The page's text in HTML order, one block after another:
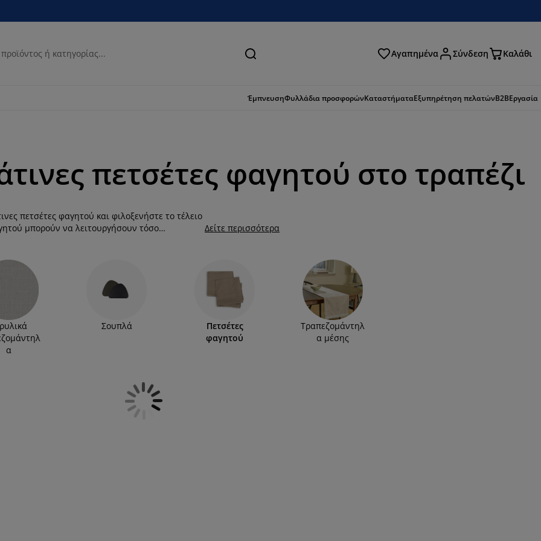
Αναζήτηση Αγαπημένα Σύνδεση Καλάθι
ΈμπνευσηΦυλλάδια προσφορώνΚαταστήματαΕξυπηρέτηση πελατώνB2BΕργασία
πετσέτες φαγητού στο τραπέζι
πετσέτες φαγητού και φιλοξενήστε το τέλειο
μπορούν να λειτουργήσουν τόσο
για να σκουπιστούν μετά το πέρας του
τοποθετώντας τες στα πόδια τους. Βρείτε στη
και δώστε στυλ στην τραπεζαρία σας.
της συλλογής μας.
Δείτε περισσότερα
α
Σουπλά
Πετσέτες
φαγητού
Τραπεζομάντηλ
α μέσης